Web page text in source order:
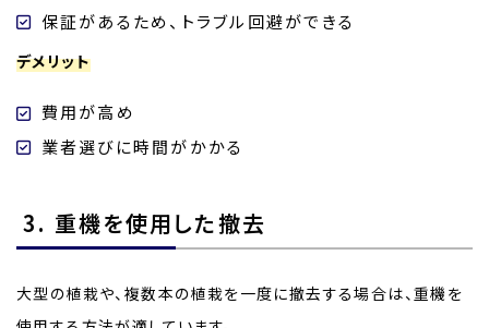
保証があるため、トラブル回避ができる
デメリット
費用が高め
業者選びに時間がかかる
3. 重機を使用した撤去
大型の植栽や、複数本の植栽を一度に撤去する場合は、重機を